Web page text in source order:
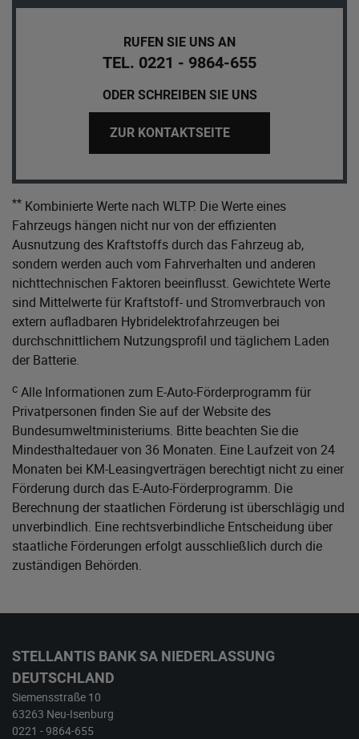
RUFEN SIE UNS AN
TEL. 0221 - 9864-655
ODER SCHREIBEN SIE UNS
ZUR KONTAKTSEITE
** Kombinierte Werte nach WLTP. Die Werte eines
Fahrzeugs hängen nicht nur von der effizienten
Ausnutzung des Kraftstoffs durch das Fahrzeug ab,
sondern werden auch vom Fahrverhalten und anderen
nichttechnischen Faktoren beeinflusst. Gewichtete Werte
sind Mittelwerte für Kraftstoff- und Stromverbrauch von
extern aufladbaren Hybridelektrofahrzeugen bei
durchschnittlichem Nutzungsprofil und täglichem Laden
der Batterie.
c Alle Informationen zum E-Auto-Förderprogramm für
Privatpersonen finden Sie auf der Website des
Bundesumweltministeriums. Bitte beachten Sie die
Mindesthaltedauer von 36 Monaten. Eine Laufzeit von 24
Monaten bei KM-Leasingverträgen berechtigt nicht zu einer
Förderung durch das E-Auto-Förderprogramm. Die
Berechnung der staatlichen Förderung ist überschlägig und
unverbindlich. Eine rechtsverbindliche Entscheidung über
staatliche Förderungen erfolgt ausschließlich durch die
zuständigen Behörden.
STELLANTIS BANK SA NIEDERLASSUNG
DEUTSCHLAND
Siemensstraße 10
63263 Neu-Isenburg
0221 - 9864-655